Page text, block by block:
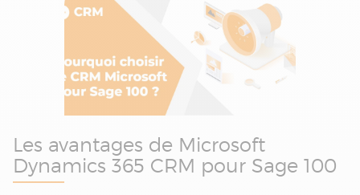
Les avantages de Microsoft
Dynamics 365 CRM pour Sage 100